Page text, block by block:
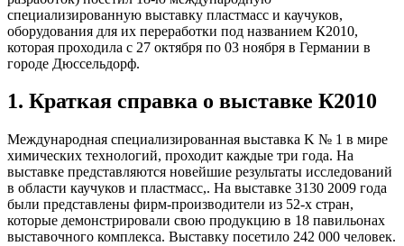
специализированную выставку пластмасс и каучуков,
оборудования для их переработки под названием К2010,
которая проходила с 27 октября по 03 ноября в Германии в
городе Дюссельдорф.
1. Краткая справка о выставке К2010
Международная специализированная выставка K № 1 в мире
химических технологий, проходит каждые три года. На
выставке представляются новейшие результаты исследований
в области каучуков и пластмасс,. На выставке 3130 2009 года
были представлены фирм-производители из 52-х стран,
которые демонстрировали свою продукцию в 18 павильонах
выставочного комплекса. Выставку посетило 242 000 человек.